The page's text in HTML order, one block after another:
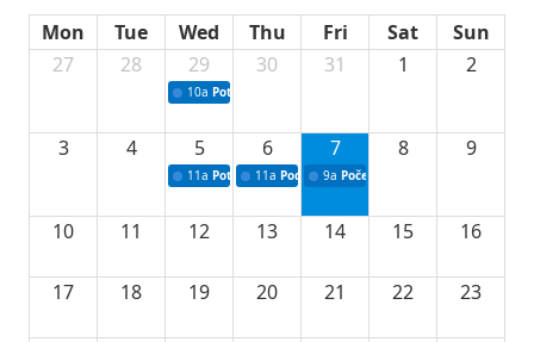
Mon Tue Wed Thu Fri Sat
Sun
27
28 29
10a Potpisivanje ugovora sa neprofitnim
30 31 1 2
3 4 5
11a Potpisivanje ugovora o stipendijama za
6
11a Podrška razvoju vodne infrastrukture u
7
9a Početak izgradnje nove
8 9
10 11 12 13 14 15 16
17 18 19 20 21 22 23